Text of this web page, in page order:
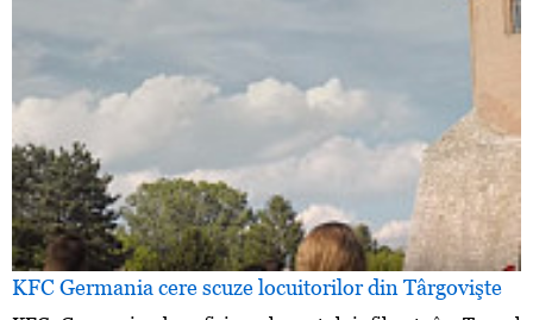
KFC Germania cere scuze locuitorilor din Târgovişte